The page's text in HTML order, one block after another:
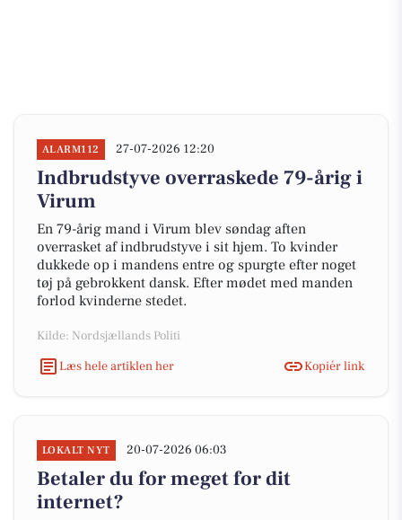
ALARM112 27-07-2026 12:20
Indbrudstyve overraskede 79-årig i
Virum
En 79-årig mand i Virum blev søndag aften
overrasket af indbrudstyve i sit hjem. To kvinder
dukkede op i mandens entre og spurgte efter noget
tøj på gebrokkent dansk. Efter mødet med manden
forlod kvinderne stedet.
Kilde: Nordsjællands Politi
Læs hele artiklen her
Kopiér link
LOKALT NYT 20-07-2026 06:03
Betaler du for meget for dit
internet?